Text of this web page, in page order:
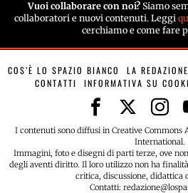
Vuoi collaborare con noi? Siamo
collaboratori e nuovi contenuti. Leggi
cerchiamo e come fare
COS’È LO SPAZIO BIANCO LA REDAZIONE
CONTATTI
INFORMATIVA SU
I contenuti sono diffusi in Creative
International.
Immagini, foto e disegni di parti terze, ove
degli aventi diritto. Il loro utilizzo non ha
critica, discussione, didattica
Contatti: